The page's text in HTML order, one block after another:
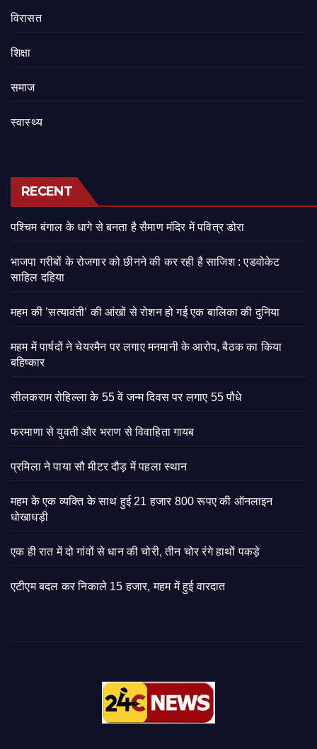
‍‍विरासत
शिक्षा
समाज
स्वास्थ्य
RECENT
पश्चिम बंगाल के धागे से बनता है सैमाण मंदिर में पवित्र डोरा
भाजपा गरीबों के रोजगार को छीनने की कर रही है साजिश : एडवोकेट
साहिल दहिया
महम की ’सत्यावंती’ की आंखों से रोशन हो गई एक बालिका की दुनिया
महम में पार्षदों ने चेयरमैन पर लगाए मनमानी के आरोप, बैठक का किया
बहिष्कार
सीलकराम रोहिल्ला के 55 वें जन्म दिवस पर लगाए 55 पौधे
फरमाणा से युवती और भराण से विवाहिता गायब
प्रमिला ने पाया सौ मीटर दौड़ में पहला स्थान
महम के एक व्यक्ति के साथ हुई 21 हजार 800 रूपए की ऑनलाइन
धोखाधड़ी
एक ही रात में दो गांवों से धान की चोरी, तीन चोर रंगे हाथों पकड़े
एटीएम बदल कर निकाले 15 हजार, महम में हुई वारदात